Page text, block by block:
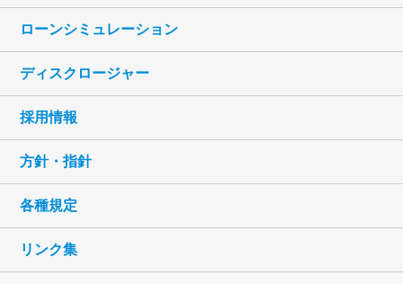
ローンシミュレーション
ディスクロージャー
採用情報
方針・指針
各種規定
リンク集